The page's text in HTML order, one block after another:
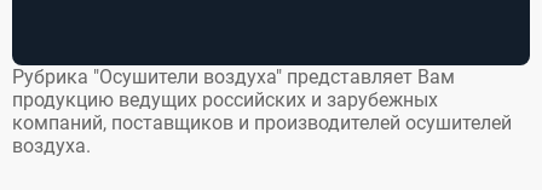
Рубрика "Осушители воздуха" представляет Вам
продукцию ведущих российских и зарубежных
компаний, поставщиков и производителей осушителей
воздуха.